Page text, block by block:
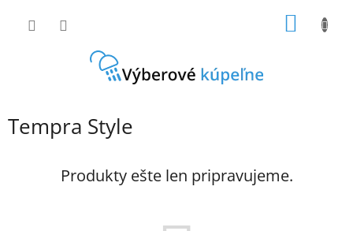
Tempra Style
Produkty ešte len pripravujeme.